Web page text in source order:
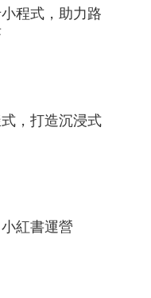
程式，助力路
，打造沉浸式
紅書運營